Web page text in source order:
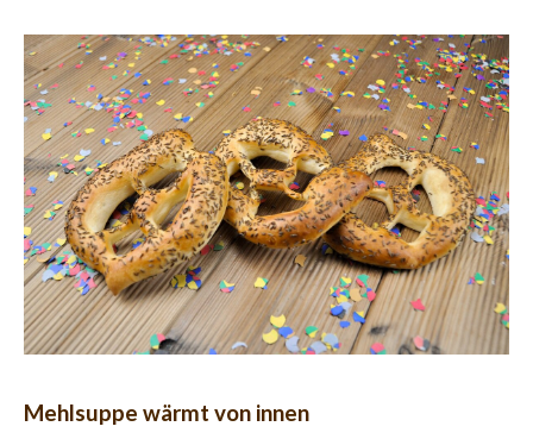
Mehlsuppe wärmt von innen